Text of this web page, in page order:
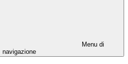
Menu di
navigazione